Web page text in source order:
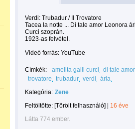
Verdi: Trubadur / Il Trovatore
Tacea la notte ... Di tale amor Leonora
Curci szoprán.
1923-as felvétel.
Videó forrás: YouTube
Címkék: amelita galli curci di tale amor
trovatore
trubadur verdi
ária
Kategória: Zene
Feltöltötte: [Törölt felhasználó]
16 éve
Látta 774 ember.